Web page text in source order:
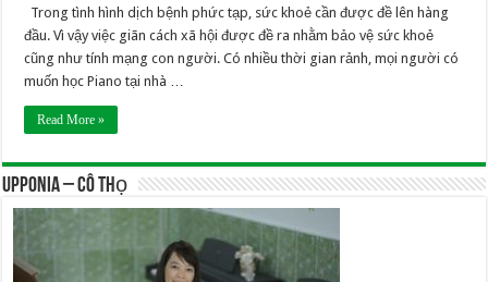
Trong tình hình dịch bệnh phức tạp, sức khoẻ cần được đề lên hàng
đầu. Vì vậy việc giãn cách xã hội được đề ra nhằm bảo vệ sức khoẻ
cũng như tính mạng con người. Có nhiều thời gian rảnh, mọi người có
muốn học Piano tại nhà …
Read More »
UPPONIA – Cô Thọ